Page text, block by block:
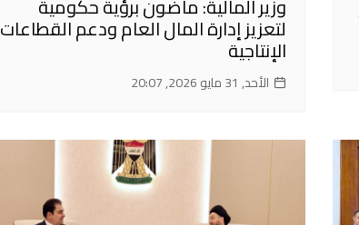
لتعزيز إدارة المال العام ودعم القطاعات
الإنتاجية
الأحد, 31 مايو 2026, 20:07